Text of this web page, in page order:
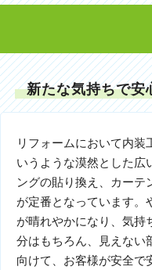
新たな気持ちで安
リフォームにおいて内装
いうような漠然とした広
ングの貼り換え、カー
が定番となっています。
が晴れやかになり、気持
分はもちろん、見えない
向けて、お客様が安全で